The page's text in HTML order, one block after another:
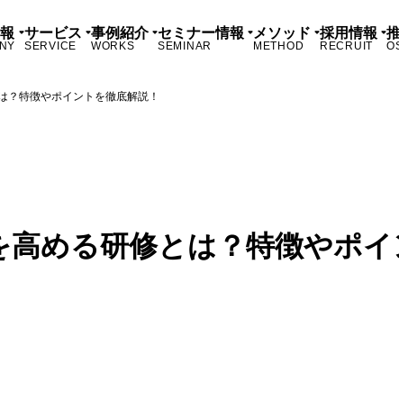
サービス
SERVICE
事例紹介
WORKS
セミナー情報
SEMINAR
メソッド
METHOD
採用情報
RECRUIT
？特徴やポイントを徹底解説！
める研修とは？特徴やポ